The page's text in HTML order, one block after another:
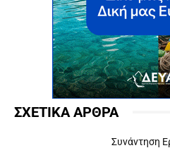
ΣΧΕΤΙΚΑ ΑΡΘΡΑ
Συνάντηση